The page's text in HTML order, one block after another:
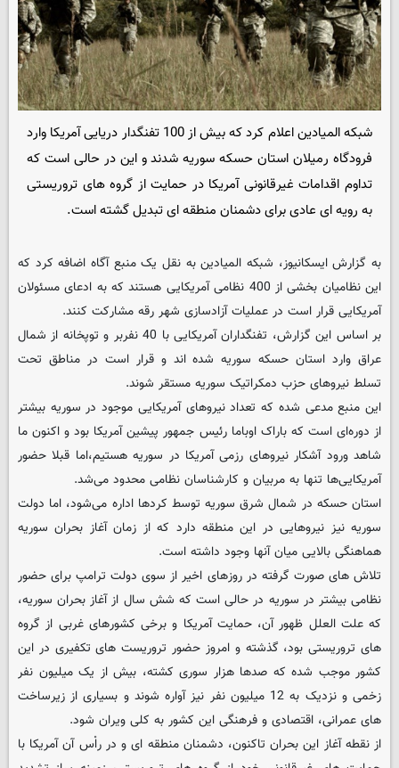
شبکه المیادین اعلام کرد که بیش از 100 تفنگدار دریایی آمریکا وارد
فرودگاه رمیلان استان حسکه سوریه شدند و این در حالی است که
تداوم اقدامات غیرقانونی آمریکا در حمایت از گروه های تروریستی
به رویه ای عادی برای دشمنان منطقه ای تبدیل گشته است.
به گزارش ایسکانیوز، شبکه المیادین به نقل یک منبع آگاه اضافه کرد که
این نظامیان بخشی از 400 نظامی آمریکایی هستند که به ادعای مسئولان
آمریکایی قرار است در عملیات آزادسازی شهر رقه مشارکت کنند.
بر اساس این گزارش، تفنگداران آمریکایی با 40 نفربر و توپخانه از شمال
عراق وارد استان حسکه سوریه شده اند و قرار است در مناطق تحت
تسلط نیروهای حزب دمکراتیک سوریه مستقر شوند.
این منبع مدعی شده که تعداد نیروهای آمریکایی موجود در سوریه بیشتر
از دوره‌ای است که باراک اوباما رئیس ‌جمهور پیشین آمریکا بود و اکنون ما
شاهد ورود آشکار نیروهای رزمی آمریکا در سوریه هستیم،اما قبلا حضور
آمریکایی‌ها تنها به مربیان و کارشناسان نظامی محدود می‌شد.
استان حسکه در شمال شرق سوریه توسط کردها اداره می‌شود، اما دولت
سوریه نیز نیروهایی در این منطقه دارد که از زمان آغاز بحران سوریه
هماهنگی بالایی میان آنها وجود داشته است.
تلاش های صورت گرفته در روزهای اخیر از سوی دولت ترامپ برای حضور
نظامی بیشتر در سوریه در حالی است که شش سال از آغاز بحران سوریه،
که علت العلل ظهور آن، حمایت آمریکا و برخی کشورهای غربی از گروه
های تروریستی بود، گذشته و امروز حضور تروریست های تکفیری در این
کشور موجب شده که صدها هزار سوری کشته،‌ بیش از یک میلیون نفر
زخمی و نزدیک به 12 میلیون نفر نیز آواره شوند و بسیاری از زیرساخت
های عمرانی، اقتصادی و فرهنگی این کشور به کلی ویران شود.
از نقطه آغاز این بحران تاکنون، دشمنان منطقه ای و در راْس آن آمریکا با